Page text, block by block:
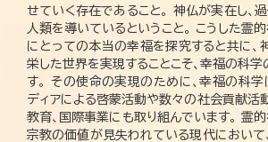
せていく存在であること。 神仏が実在し、
人類を導いているということ。 こうした霊
にとっての本当の幸福を探究すると共に、
栄した世界を実現することこそ、幸福の科
す。 その使命の実現のために、幸福の科学
ディアによる啓蒙活動や数々の社会貢献活
教育、国際事業にも取り組んでいます。 霊
宗教の価値が見失われている現代において